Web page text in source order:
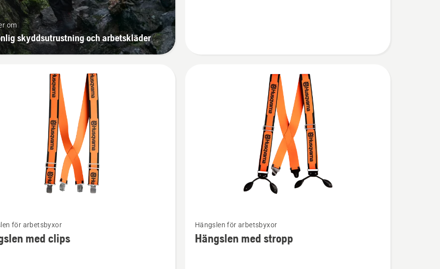
om
skyddsutrustning och arbetskläder
för arbetsbyxor
med clips
mer
information
Hängslen för arbetsbyxor
Hängslen med stropp